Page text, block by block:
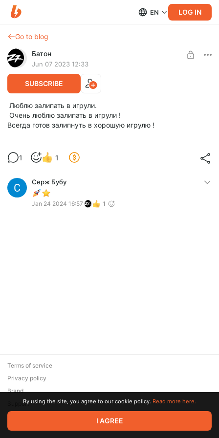
EN LOG IN
Go to blog
Батон
Jun 07 2023 12:33
SUBSCRIBE
Люблю залипать в игрули.
Очень люблю залипать в игрули !
Всегда готов залипнуть в хорошую игрулю !
1 1
Серж Бубу
Jan 24 2024 16:57 1
© 2026 Zaya Solutions Limited. All rights reserved. All trademarks
are the property of their respective owners.
Terms of service
Privacy policy
Brand
SupportBy using the site, you agree to our cookie policy. Read more here.
I AGREE